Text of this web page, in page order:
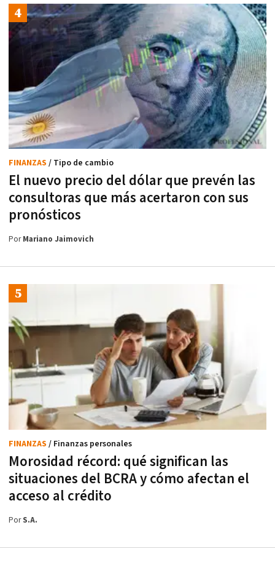
El nuevo precio del dólar que prevén las
consultoras que más acertaron con sus
pronósticos
FINANZAS / Tipo de cambio
PorMariano Jaimovich
Morosidad récord: qué significan las
situaciones del BCRA y cómo afectan el
acceso al crédito
FINANZAS / Finanzas personales
PorS.A.